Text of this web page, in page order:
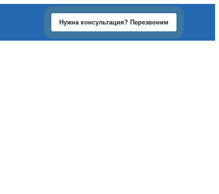
Нужна консультация? Перезвоним